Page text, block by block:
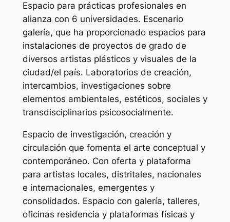
Espacio para prácticas profesionales en
alianza con 6 universidades. Escenario
galería, que ha proporcionado espacios para
instalaciones de proyectos de grado de
diversos artistas plásticos y visuales de la
ciudad/el país. Laboratorios de creación,
intercambios, investigaciones sobre
elementos ambientales, estéticos, sociales y
transdisciplinarios psicosocialmente.
Espacio de investigación, creación y
circulación que fomenta el arte conceptual y
contemporáneo. Con oferta y plataforma
para artistas locales, distritales, nacionales
e internacionales, emergentes y
consolidados. Espacio con galería, talleres,
oficinas residencia y plataformas físicas y